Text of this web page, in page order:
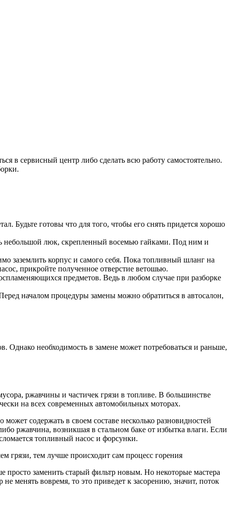
в сервисный центр либо сделать всю работу самостоятельно.
Будьте готовы что для того, чтобы его снять придется хорошо
небольшой люк, скрепленный восемью гайками. Под ним и
заземлить корпус и самого себя. Пока топливный шланг на
прикройте полученное отверстие ветошью.
предметов. Ведь в любом случае при разборке
началом процедуры замены можно обратиться в автосалон,
Однако необходимость в замене может потребоваться и раньше,
ржавчины и частичек грязи в топливе. В большинстве
на всех современных автомобильных моторах.
содержать в своем составе несколько разновидностей
ржавчина, возникшая в стальном баке от избытка влаги. Если
топливный насос и форсунки.
грязи, тем лучше происходит сам процесс горения
заменить старый фильтр новым. Но некоторые мастера
менять вовремя, то это приведет к засорению, значит, поток